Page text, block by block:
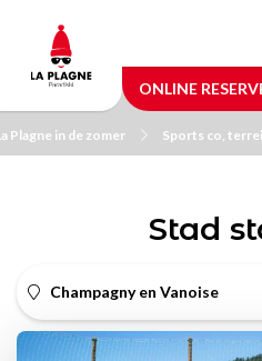
main
content
ONLINE
Plagne in de zomer Sports co,
Stad
Champagny en Vanoise